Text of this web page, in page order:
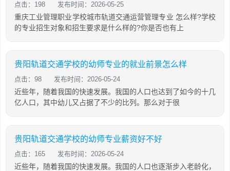
点击：198 发布时间：2026-05-25
重庆工业管理职业学校城市轨道交通运营管理专业 怎么样?学校
的专业招生对象和招生要求是什么样的?你是否也有上
贵阳轨道交通学校的幼师专业的就业前景怎么样
点击：98 发布时间：2026-05-24
近些年，随着我国的快速发展。我国的人口也达到了如今的十几
亿人口，其中幼儿又占据了不少的比列。那么对于很
贵阳轨道交通学校的幼师专业薪资好不好
点击：165 发布时间：2026-05-24
近些年，随着我国的快速发展。我国的人口也逐渐步入老龄化，